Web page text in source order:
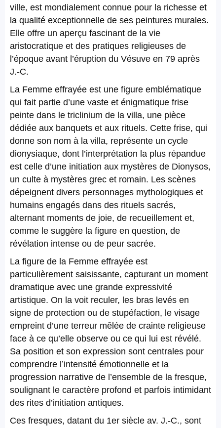
ville, est mondialement connue pour la richesse et
la qualité exceptionnelle de ses peintures murales.
Elle offre un aperçu fascinant de la vie
aristocratique et des pratiques religieuses de
l’époque avant l’éruption du Vésuve en 79 après
J.-C.
La Femme effrayée est une figure emblématique
qui fait partie d’une vaste et énigmatique frise
peinte dans le triclinium de la villa, une pièce
dédiée aux banquets et aux rituels. Cette frise, qui
donne son nom à la villa, représente un cycle
dionysiaque, dont l’interprétation la plus répandue
est celle d’une initiation aux mystères de Dionysos,
un culte à mystères grec et romain. Les scènes
dépeignent divers personnages mythologiques et
humains engagés dans des rituels sacrés,
alternant moments de joie, de recueillement et,
comme le suggère la figure en question, de
révélation intense ou de peur sacrée.
La figure de la Femme effrayée est
particulièrement saisissante, capturant un moment
dramatique avec une grande expressivité
artistique. On la voit reculer, les bras levés en
signe de protection ou de stupéfaction, le visage
empreint d’une terreur mêlée de crainte religieuse
face à ce qu’elle observe ou ce qui lui est révélé.
Sa position et son expression sont centrales pour
comprendre l’intensité émotionnelle et la
progression narrative de l’ensemble de la fresque,
soulignant le caractère profond et parfois intimidant
des rites d’initiation antiques.
Ces fresques, datant du 1er siècle av. J.-C., sont